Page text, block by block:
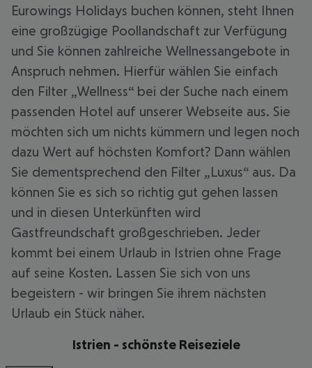
Eurowings Holidays buchen können, steht Ihnen
eine großzügige Poollandschaft zur Verfügung
und Sie können zahlreiche Wellnessangebote in
Anspruch nehmen. Hierfür wählen Sie einfach
den Filter „Wellness“ bei der Suche nach einem
passenden Hotel auf unserer Webseite aus. Sie
möchten sich um nichts kümmern und legen noch
dazu Wert auf höchsten Komfort? Dann wählen
Sie dementsprechend den Filter „Luxus“ aus. Da
können Sie es sich so richtig gut gehen lassen
und in diesen Unterkünften wird
Gastfreundschaft großgeschrieben. Jeder
kommt bei einem Urlaub in Istrien ohne Frage
auf seine Kosten. Lassen Sie sich von uns
begeistern - wir bringen Sie ihrem nächsten
Urlaub ein Stück näher.
Istrien - schönste Reiseziele